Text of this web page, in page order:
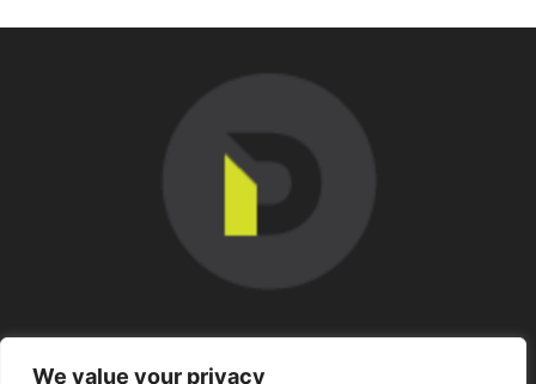
We value your privacy